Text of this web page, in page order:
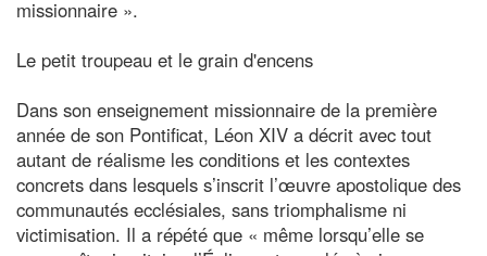
missionnaire ».
Le petit troupeau et le grain d'encens
Dans son enseignement missionnaire de la première
année de son Pontificat, Léon XIV a décrit avec tout
autant de réalisme les conditions et les contextes
concrets dans lesquels s’inscrit l’œuvre apostolique des
communautés ecclésiales, sans triomphalisme ni
victimisation. Il a répété que « même lorsqu’elle se